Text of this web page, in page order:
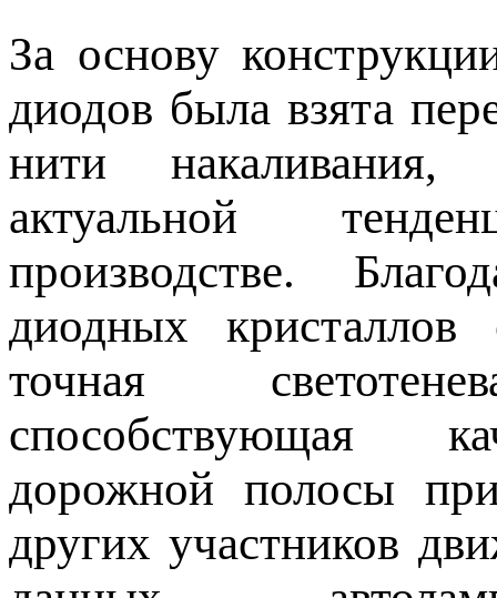
За основу
диодов была взята
нити накаливания,
актуальной
производстве.
диодных кристаллов
точная
способствующая
дорожной полосы
других участников